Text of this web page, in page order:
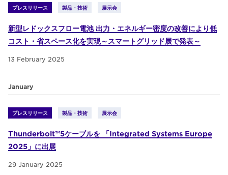
プレスリリース 製品・技術 展示会
新型レドックスフロー電池 出力・エネルギー密度の改善により低
コスト・省スペース化を実現～スマートグリッド展で発表～
13 February 2025
January
プレスリリース 製品・技術 展示会
Thunderbolt™5ケーブルを 「Integrated Systems Europe
2025」に出展
29 January 2025